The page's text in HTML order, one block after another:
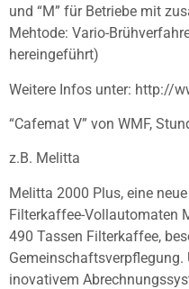
und “M” für Betriebe mit
Mehtode: Vario-
hereingeführt)
Weitere Infos unter: http://
“Cafemat V” von WMF,
z.B. Melitta
Melitta 2000 Plus, eine
Filterkaffee-Vollautomaten
490 Tassen Filterkaffee,
Gemeinschaftsverpflegung.
inovativem